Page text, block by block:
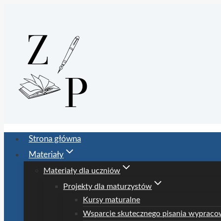
Strona główna
Materiały
Materiały dla uczniów
Projekty dla maturzystów
Kursy maturalne
Wsparcie skutecznego pisania